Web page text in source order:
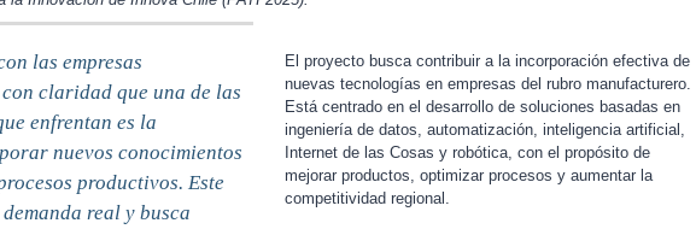
las empresas
claridad que una de las
enfrentan es la
nuevos conocimientos
productivos. Este
real y busca
El proyecto busca contribuir a la incorporación efectiva de
nuevas tecnologías en empresas del rubro manufacturero.
Está centrado en el desarrollo de soluciones basadas en
ingeniería de datos, automatización, inteligencia artificial,
Internet de las Cosas y robótica, con el propósito de
mejorar productos, optimizar procesos y aumentar la
competitividad regional.